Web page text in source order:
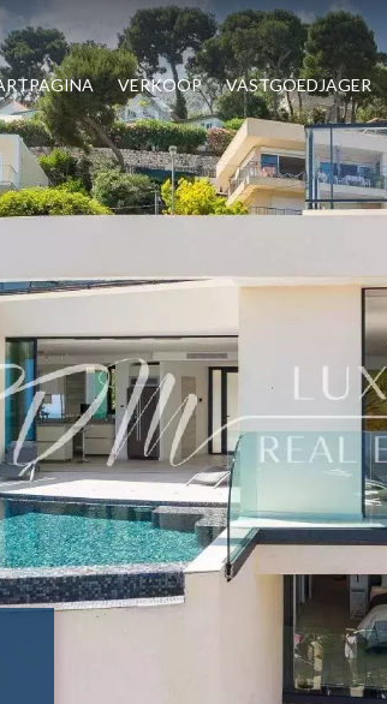
VERKOOP VASTGOEDJAGER